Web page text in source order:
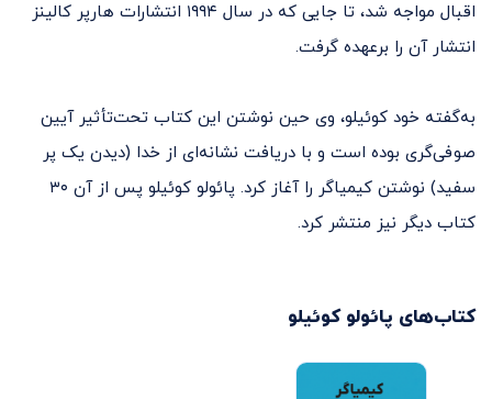
اقبال مواجه شد، تا جایی که در سال ۱۹۹۴ انتشارات هارپر کالینز
انتشار آن را برعهده گرفت.
به‌گفته خود کوئیلو، وی حین نوشتن این کتاب تحت‌تأثیر آیین
صوفی‌گری بوده است و با دریافت نشانه‌ای از خدا (دیدن یک پر
سفید) نوشتن کیمیاگر را آغاز کرد. پائولو کوئیلو پس از آن ۳۰
کتاب دیگر نیز منتشر کرد.
کتاب‌های پائولو کوئیلو